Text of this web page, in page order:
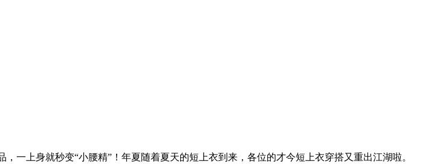
上身就秒变“小腰精”！年夏随着夏天的短上衣到来，各位的才今短上衣穿搭又重出江湖啦。